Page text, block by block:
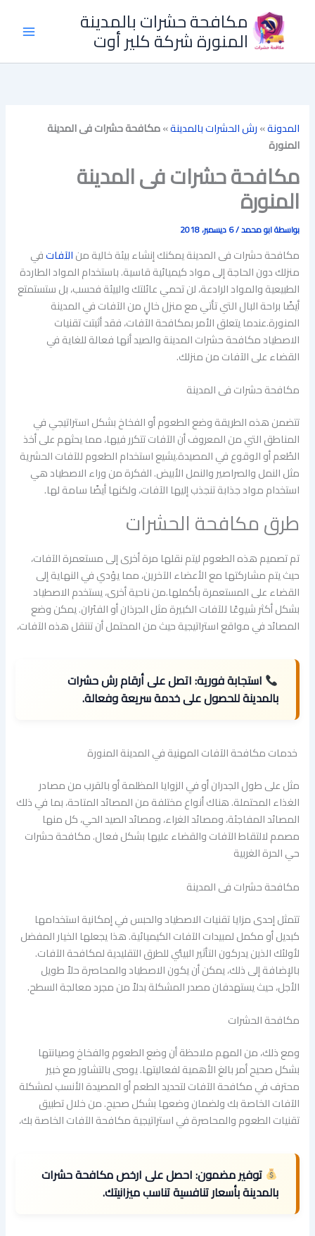
المحتوى
مكافحة حشرات بالمدينة
المنورة شركة كلير أوت
المدونة»رش الحشرات بالمدينة»مكافحة حشرات فى المدينة
المنورة
مكافحة حشرات فى المدينة
المنورة
بواسطةابو محمد/6 ديسمبر، 2018
مكافحة حشرات فى المدينة يمكنك إنشاء بيئة خالية منالآفاتفي
منزلك دون الحاجة إلى مواد كيميائية قاسية. باستخدام المواد الطاردة
الطبيعية والمواد الرادعة، لن تحمي عائلتك والبيئة فحسب، بل ستستمتع
أيضًا براحة البال التي تأتي مع منزل خالٍ من الآفات في المدينة
المنورة.عندما يتعلق الأمر بمكافحة الآفات، فقد أثبتت تقنيات
الاصطياد مكافحة حشرات المدينة والصيد أنها فعالة للغاية في
القضاء على الآفات من منزلك.
مكافحة حشرات فى المدينة
تتضمن هذه الطريقة وضع الطعوم أو الفخاخ بشكل استراتيجي في
المناطق التي من المعروف أن الآفات تتكرر فيها، مما يحثهم على أخذ
الطُعم أو الوقوع في المصيدة.يشيع استخدام الطعوم للآفات الحشرية
مثل النمل والصراصير والنمل الأبيض. الفكرة من وراء الاصطياد هي
استخدام مواد جذابة تنجذب إليها الآفات، ولكنها أيضًا سامة لها.
طرق مكافحة الحشرات
تم تصميم هذه الطعوم ليتم نقلها مرة أخرى إلى مستعمرة الآفات،
حيث يتم مشاركتها مع الأعضاء الآخرين، مما يؤدي في النهاية إلى
القضاء على المستعمرة بأكملها.من ناحية أخرى، يستخدم الاصطياد
بشكل أكثر شيوعًا للآفات الكبيرة مثل الجرذان أو الفئران. يمكن وضع
المصائد في مواقع استراتيجية حيث من المحتمل أن تنتقل هذه الآفات،
استجابة فورية:اتصل على أرقام رش حشرات
بالمدينة للحصول على خدمة سريعة وفعالة.
خدمات مكافحة الآفات المهنية في المدينة المنورة
مثل على طول الجدران أو في الزوايا المظلمة أو بالقرب من مصادر
الغذاء المحتملة. هناك أنواع مختلفة من المصائد المتاحة، بما في ذلك
المصائد المفاجئة، ومصائد الغراء، ومصائد الصيد الحي، كل منها
مصمم لالتقاط الآفات والقضاء عليها بشكل فعال. مكافحة حشرات
حي الحرة الغربية
مكافحة حشرات فى المدينة
تتمثل إحدى مزايا تقنيات الاصطياد والحبس في إمكانية استخدامها
كبديل أو مكمل لمبيدات الآفات الكيميائية. هذا يجعلها الخيار المفضل
لأولئك الذين يدركون التأثير البيئي للطرق التقليدية لمكافحة الآفات.
بالإضافة إلى ذلك، يمكن أن يكون الاصطياد والمحاصرة حلاً طويل
الأجل، حيث يستهدفان مصدر المشكلة بدلاً من مجرد معالجة السطح.
مكافحة الحشرات
ومع ذلك، من المهم ملاحظة أن وضع الطعوم والفخاخ وصيانتها
بشكل صحيح أمر بالغ الأهمية لفعاليتها. يوصى بالتشاور مع خبير
محترف في مكافحة الآفات لتحديد الطعم أو المصيدة الأنسب لمشكلة
الآفات الخاصة بك ولضمان وضعها بشكل صحيح. من خلال تطبيق
تقنيات الطعوم والمحاصرة في استراتيجية مكافحة الآفات الخاصة بك،
توفير مضمون:احصل على ارخص مكافحة حشرات
بالمدينة بأسعار تنافسية تناسب ميزانيتك.